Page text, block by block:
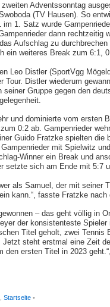
Adventssonntag
(TV Hausen). So
1. Satz wurde
dann
Aufschlag zu
ein weiteres Break zum 6:1,
Leo Distler (SportVgg
Tour. Distler wiederum
Gruppe gegen den
und dominierte vom
0:2 ab. Gampenrieder
Guido Fratzke spielten
mit Spielwitz
Winner ein Break und
setzte sich am Ende mit 5:7
als Samuel, der mit
kann.“, fasste Fratzke
– das geht völlig in
der konsistenteste
Titel geholt, zwei
steht erstmal eine Zeit
ersten Titel in 2023
Startseite •